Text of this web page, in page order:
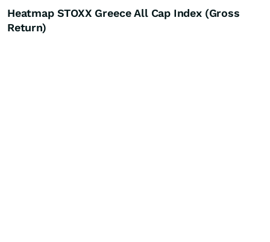
Heatmap STOXX Greece All Cap Index (Gross
Return)